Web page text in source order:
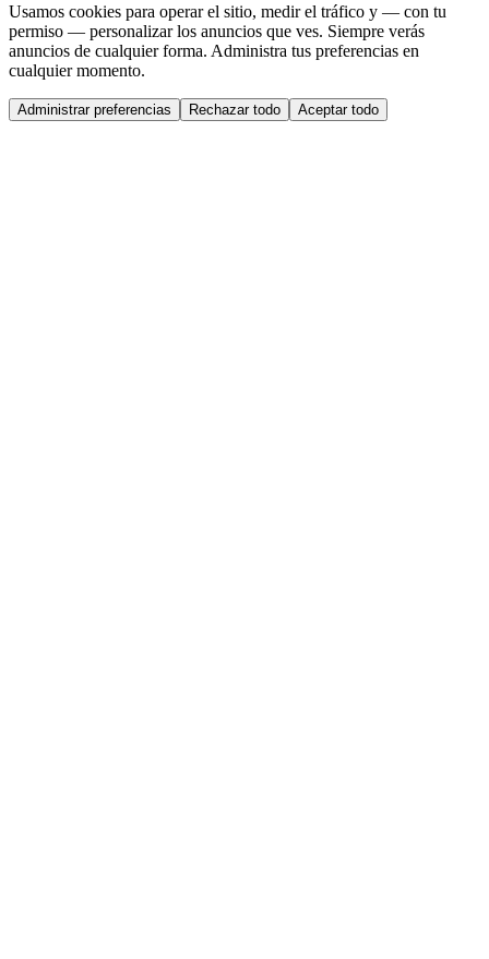
Usamos cookies para operar el sitio, medir el tráfico y — con tu
permiso — personalizar los anuncios que ves. Siempre verás
anuncios de cualquier forma. Administra tus preferencias en
cualquier momento.
Administrar preferencias Rechazar todo Aceptar todo